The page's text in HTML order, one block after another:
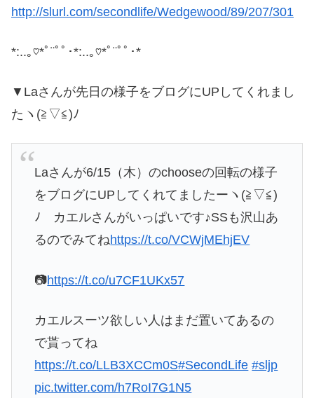
http://slurl.com/secondlife/Wedgewood/89/207/301
*:..｡♡*ﾟ¨ﾟﾟ･*:..｡♡*ﾟ¨ﾟﾟ･*
▼Laさんが先日の様子をブログにUPしてくれまし
たヽ(≧▽≦)ﾉ
Laさんが6/15（木）のchooseの回転の様子
をブログにUPしてくれてましたーヽ(≧▽≦)
ﾉ カエルさんがいっぱいです♪SSも沢山あ
るのでみてねhttps://t.co/VCWjMEhjEV
📷https://t.co/u7CF1UKx57
カエルスーツ欲しい人はまだ置いてあるの
で貰ってね
https://t.co/LLB3XCCm0S#SecondLife #sljp
pic.twitter.com/h7RoI7G1N5